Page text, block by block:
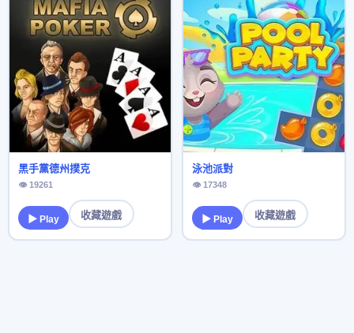
黑手黨德州撲克
👁 19261
▶ Play 收藏遊戲
泳池派對
👁 17348
▶ Play 收藏遊戲